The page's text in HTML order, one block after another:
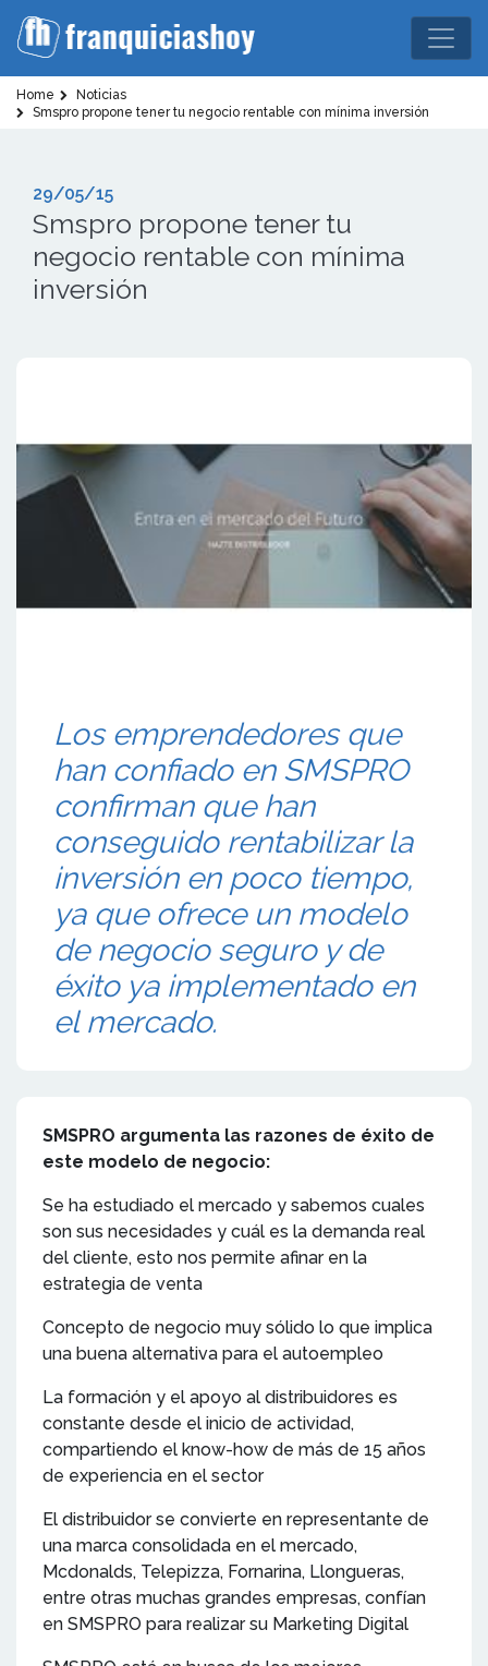
Home
Noticias
Smspro propone tener tu negocio rentable con mínima inversión
29/05/15
Smspro propone tener tu
negocio rentable con mínima
inversión
Los emprendedores que
han confiado en SMSPRO
confirman que han
conseguido rentabilizar la
inversión en poco tiempo,
ya que ofrece un modelo
de negocio seguro y de
éxito ya implementado en
el mercado.
SMSPRO argumenta las razones de éxito de
este modelo de negocio:
Se ha estudiado el mercado y sabemos cuales
son sus necesidades y cuál es la demanda real
del cliente, esto nos permite afinar en la
estrategia de venta
Concepto de negocio muy sólido lo que implica
una buena alternativa para el autoempleo
La formación y el apoyo al distribuidores es
constante desde el inicio de actividad,
compartiendo el know-how de más de 15 años
de experiencia en el sector
El distribuidor se convierte en representante de
una marca consolidada en el mercado,
Mcdonalds, Telepizza, Fornarina, Llongueras,
entre otras muchas grandes empresas, confían
en SMSPRO para realizar su Marketing Digital